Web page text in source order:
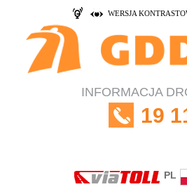
WERSJA
INFORMACJA
19
PL